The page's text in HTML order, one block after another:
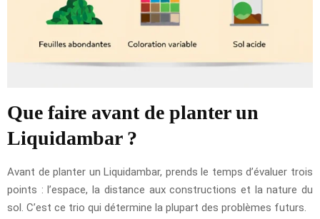
Que faire avant de planter un
Liquidambar ?
Avant de planter un Liquidambar, prends le temps d’évaluer trois
points : l’espace, la distance aux constructions et la nature du
sol. C’est ce trio qui détermine la plupart des problèmes futurs.